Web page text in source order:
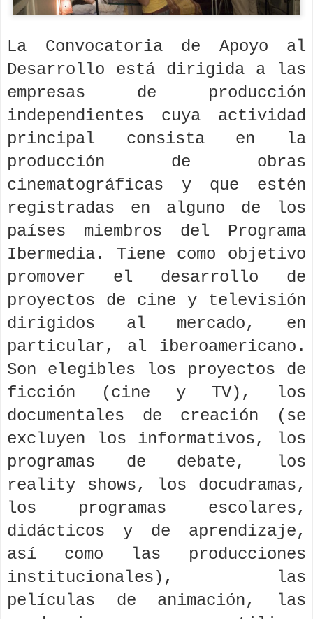
La Convocatoria de Apoyo al
Desarrollo está dirigida a las
empresas de producción
independientes cuya actividad
principal consista en la
producción de obras
cinematográficas y que estén
registradas en alguno de los
países miembros del Programa
Ibermedia. Tiene como objetivo
promover el desarrollo de
proyectos de cine y televisión
dirigidos al mercado, en
particular, al iberoamericano.
Son elegibles los proyectos de
ficción (cine y TV), los
documentales de creación (se
excluyen los informativos, los
programas de debate, los
reality shows, los docudramas,
los programas escolares,
didácticos y de aprendizaje,
así como las producciones
institucionales), las
películas de animación, las